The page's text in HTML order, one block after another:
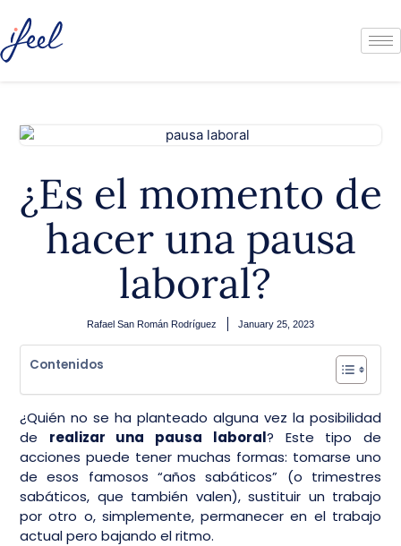
¿Es el momento de
hacer una pausa
laboral?
Rafael San Román Rodríguez January 25, 2023
Contenidos
¿Quién no se ha planteado alguna vez la posibilidad
de realizar una pausa laboral? Este tipo de
acciones puede tener muchas formas: tomarse uno
de esos famosos “años sabáticos” (o trimestres
sabáticos, que también valen), sustituir un trabajo
por otro o, simplemente, permanecer en el trabajo
actual pero bajando el ritmo.